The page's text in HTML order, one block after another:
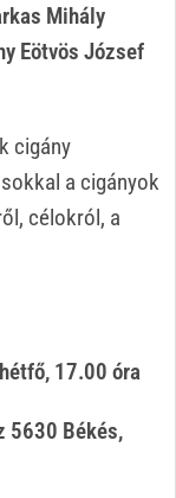
Mihály
Eötvös József
cigány
a cigányok
célokról, a
17.00 óra
5630 Békés,